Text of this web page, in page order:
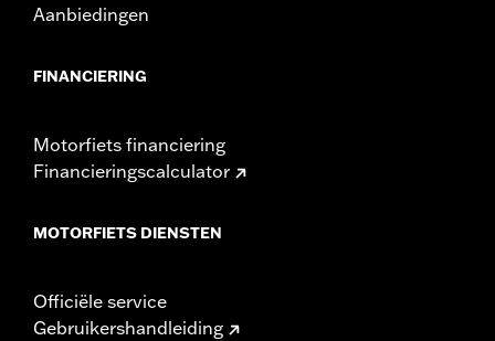
Aanbiedingen
FINANCIERING
Motorfiets financiering
Financieringscalculator
MOTORFIETS DIENSTEN
Officiële service
Gebruikershandleiding